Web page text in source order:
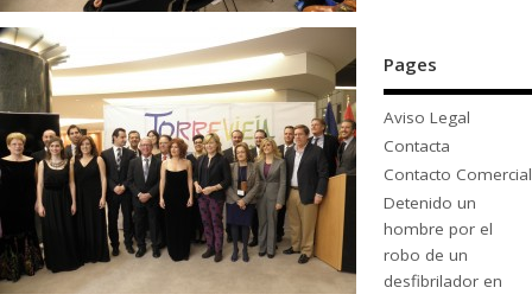
Pages
Aviso Legal
Contacta
Contacto Comercial
Detenido un
hombre por el
robo de un
desfibrilador en